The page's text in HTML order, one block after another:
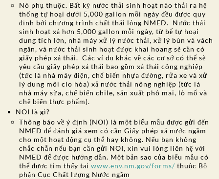
Nó phụ thuộc. Bất kỳ nước thải sinh hoạt nào thải ra hệ
thống tự hoại dưới 5,000 gallon mỗi ngày đều được quy
định bởi chương trình chất thải lỏng NMED. Nước thải
sinh hoạt xả hơn 5,000 gallon mỗi ngày, từ bể tự hoại
dung tích lớn, nhà máy xử lý nước thải, xử lý bùn và vách
ngăn, và nước thải sinh hoạt được khai hoang sẽ cần có
giấy phép xả thải. Các ví dụ khác về các cơ sở có thể sẽ
yêu cầu giấy phép xả thải bao gồm xả thải công nghiệp
(tức là nhà máy điện, chế biến nhựa đường, rửa xe và xử
lý dung môi clo hóa) xả nước thải nông nghiệp (tức là
nhà máy sữa, chế biến chile, sản xuất phô mai, lò mổ và
chế biến thực phẩm).
NOI là gì?
Thông báo về ý định (NOI) là một biểu mẫu được gửi đến
NMED để đánh giá xem có cần Giấy phép xả nước ngầm
cho một hoạt động cụ thể hay không. Nếu bạn không
chắc chắn nếu bạn cần gửi NOI, xin vui lòng liên hệ với
NMED để được hướng dẫn. Một bản sao của biểu mẫu có
thể được tìm thấy tạiwww.env.nm.gov/forms/ thuộc Bộ
phận Cục Chất lượng Nước ngầm